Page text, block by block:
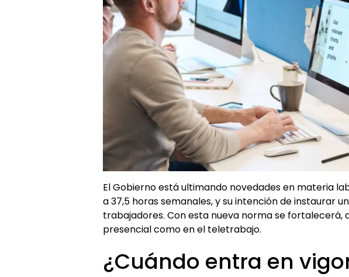
El Gobierno está ultimando novedades en materia
a 37,5 horas semanales, y su intención de instaurar
trabajadores. Con esta nueva norma se
presencial como en el teletrabajo.
¿Cuándo entra en